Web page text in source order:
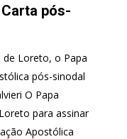
pós-
de Loreto, o Papa
pós-sinodal
O Papa
para assinar
Apostólica